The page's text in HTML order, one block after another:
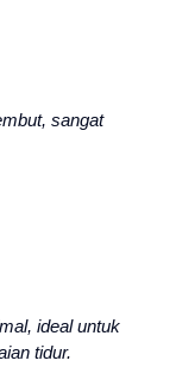
sangat
ideal untuk
tidur.